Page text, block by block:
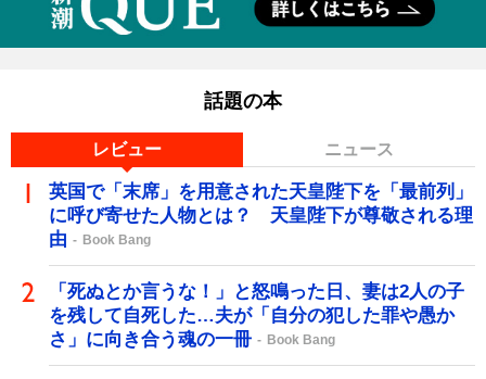
話題の本
レビュー ニュース
英国で「末席」を用意された天皇陛下を「最前列」
に呼び寄せた人物とは？ 天皇陛下が尊敬される理
由
Book Bang
「死ぬとか言うな！」と怒鳴った日、妻は2人の子
を残して自死した…夫が「自分の犯した罪や愚か
さ」に向き合う魂の一冊
Book Bang